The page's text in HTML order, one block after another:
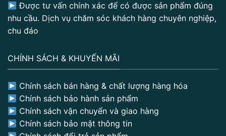
Được tư vấn chính xác để có được sản phẩm đúng
nhu cầu. Dịch vụ chăm sóc khách hàng chuyên nghiệp,
chu đáo
CHÍNH SÁCH & KHUYẾN MÃI
Chính sách bán hàng & chất lượng hàng hóa
Chính sách bảo hành sản phẩm
Chính sách vận chuyển và giao hàng
Chính sách bảo mật thông tin